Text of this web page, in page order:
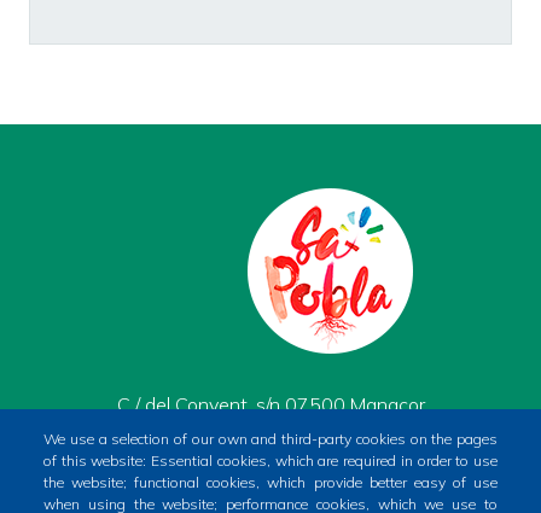
C / del Convent, s/n 07500 Manacor
Phone
971 84 91 00
CIF P0704400A
We use a selection of our own and third-party cookies on the pages
of this website: Essential cookies, which are required in order to use
the website; functional cookies, which provide better easy of use
when using the website; performance cookies, which we use to